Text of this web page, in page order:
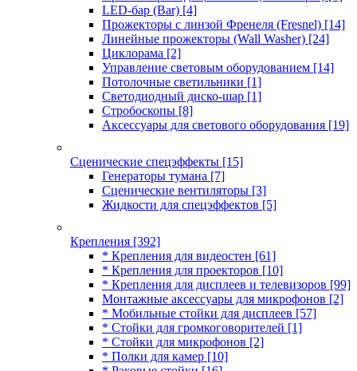
LED-бар (Bar) [4]
Прожекторы с линзой Френеля (Fresnel) [14]
Линейные прожекторы (Wall Washer) [24]
Циклорама [2]
Управление световым оборудованием [14]
Потолочные светильники [1]
Светодиодный диско-шар [1]
Стробоскопы [8]
Аксессуары для светового оборудования [19]
Сценические спецэффекты [15]
Генераторы тумана [7]
Сценические вентиляторы [3]
Жидкости для спецэффектов [5]
Крепления [392]
* Крепления для видеостен [61]
* Крепления для проекторов [10]
* Крепления для дисплеев и телевизоров [99]
Монтажные аксессуары для микрофонов [2]
* Мобильные стойки для дисплеев [57]
* Стойки для громкоговорителей [1]
* Стойки для микрофонов [2]
* Полки для камер [10]